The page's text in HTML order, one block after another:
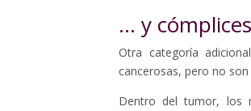
… y
Otra categoría
cancerosas, pero no
Dentro del tumor, los